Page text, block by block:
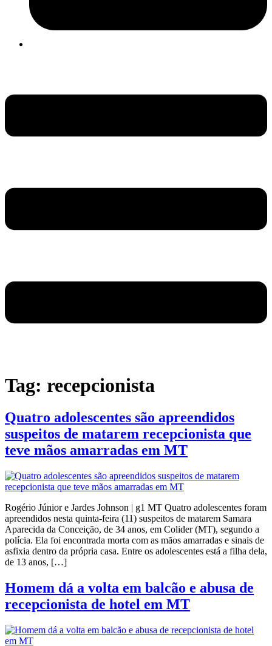
Tag: recepcionista
Quatro adolescentes são apreendidos
suspeitos de matarem recepcionista que
teve mãos amarradas em MT
Rogério Júnior e Jardes Johnson | g1 MT Quatro adolescentes foram
apreendidos nesta quinta-feira (11) suspeitos de matarem Samara
Aparecida da Conceição, de 34 anos, em Colider (MT), segundo a
polícia. Ela foi encontrada morta com as mãos amarradas e sinais de
asfixia dentro da própria casa. Entre os adolescentes está a filha dela,
de 13 anos, […]
Homem dá a volta em balcão e abusa de
recepcionista de hotel em MT